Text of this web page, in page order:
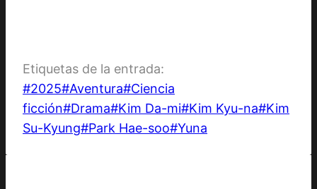
Etiquetas de la entrada:
#2025#Aventura#Ciencia
ficción#Drama#Kim Da-mi#Kim Kyu-na#Kim
Su-Kyung#Park Hae-soo#Yuna